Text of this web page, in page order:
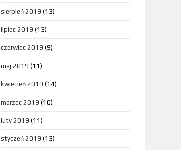
sierpień 2019 (13)
lipiec 2019 (13)
czerwiec 2019 (9)
maj 2019 (11)
kwiecień 2019 (14)
marzec 2019 (10)
luty 2019 (11)
styczeń 2019 (13)